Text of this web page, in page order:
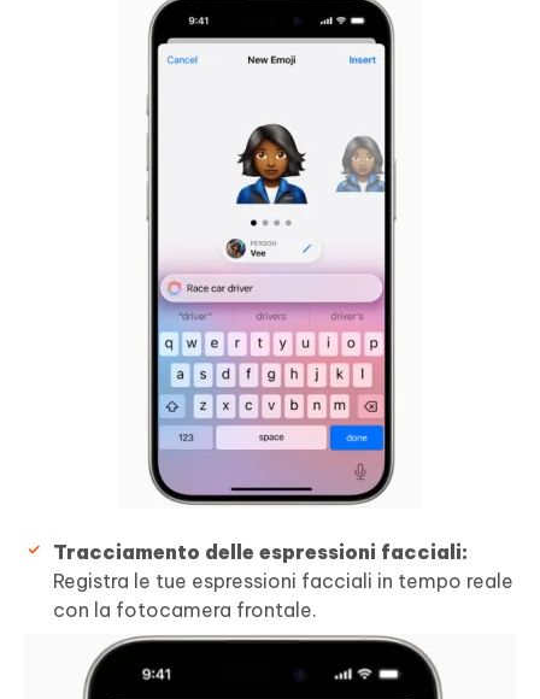
Tracciamento delle espressioni facciali:
Registra le tue espressioni facciali in tempo reale
con la fotocamera frontale.